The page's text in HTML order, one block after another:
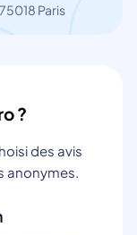
Paris
?
des avis
anonymes.